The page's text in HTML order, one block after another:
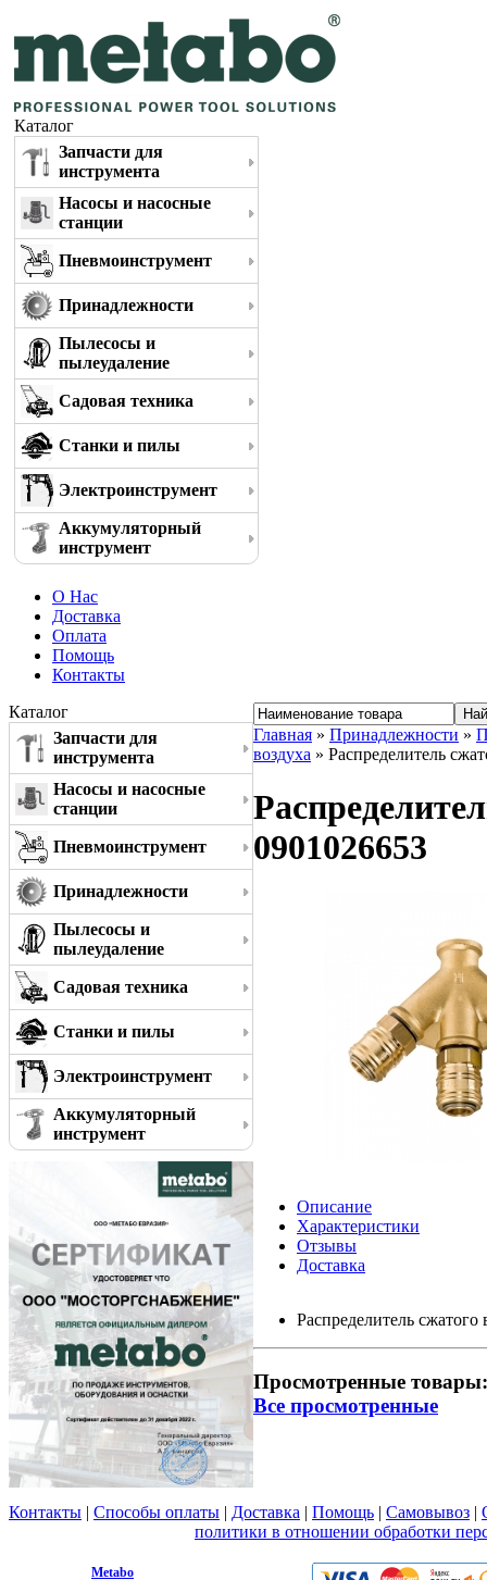
Каталог
Запчасти для
инструмента
Насосы и насосные
станции
Пневмоинструмент
Принадлежности
Пылесосы и
пылеудаление
Садовая техника
Станки и пилы
Электроинструмент
Аккумуляторный
инструмент
О Нас
Доставка
Оплата
Помощь
Контакты
Каталог
Запчасти для
инструмента
Насосы и насосные
станции
Пневмоинструмент
Принадлежности
Пылесосы и
пылеудаление
Садовая техника
Станки и пилы
Электроинструмент
Аккумуляторный
инструмент
Главная » Принадлежности »
воздуха » Распределитель
0901026653
Описание
Характеристики
Отзывы
Доставка
Распределитель
Просмотренные товары:
Все просмотренные
Контакты | Способы оплаты | Доставка | Помощь | Самовывоз |
политики в отношении обработки
Metabo